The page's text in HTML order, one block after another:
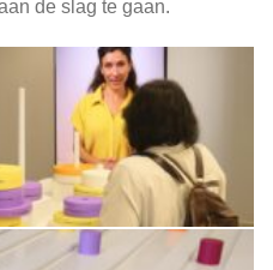
de slag te gaan.